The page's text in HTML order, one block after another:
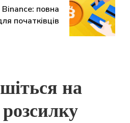
Binance: повна
початківців
на